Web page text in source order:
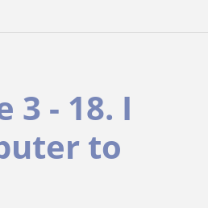
- 18. I
to